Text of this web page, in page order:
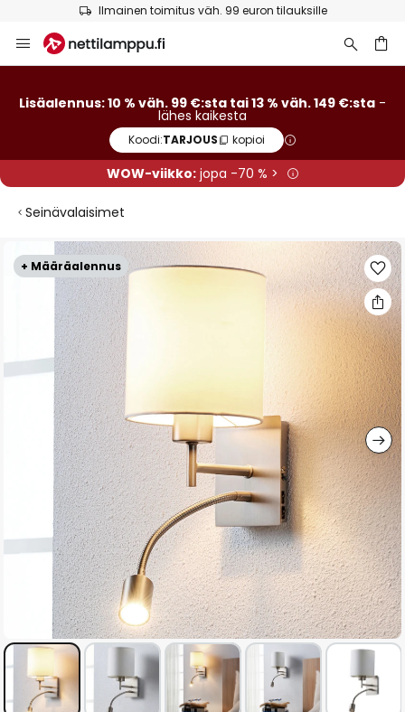
Euroopan suurin
to
Lisäalennus: 10 % väh. 99 €:sta tai 13 % väh. 149 €:sta -
lähes kaikesta
Koodi:TARJOUS kopioi
WOW-viikko:jopa -70 % >
Seinävalaisimet
+ Määräalennus
Skip
to
the
images